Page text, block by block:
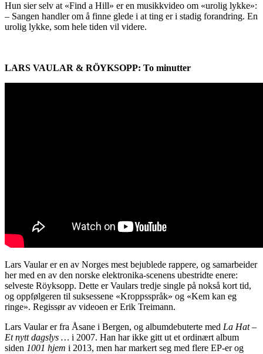
Hun sier selv at «Find a Hill» er en musikkvideo om «urolig lykke»:
– Sangen handler om å finne glede i at ting er i stadig forandring. En
urolig lykke, som hele tiden vil videre.
LARS VAULAR & RÖYKSOPP: To minutter
Lars Vaular er en av Norges mest bejublede rappere, og samarbeider
her med en av den norske elektronika-scenens ubestridte enere:
selveste Röyksopp. Dette er Vaulars tredje single på nokså kort tid,
og oppfølgeren til suksessene «Kroppsspråk» og «Kem kan eg
ringe». Regissør av videoen er Erik Treimann.
Lars Vaular er fra Åsane i Bergen, og albumdebuterte med La Hat –
Et nytt dagslys … i 2007. Han har ikke gitt ut et ordinært album
siden 1001 hjem i 2013, men har markert seg med flere EP-er og